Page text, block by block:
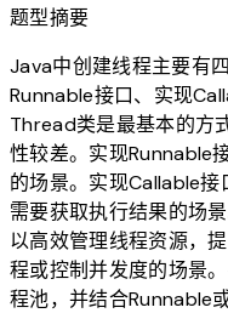
题型摘要
Java中创建线程主要有
Runnable接口、实现
Thread类是最基本的方
性较差。实现Runnable
的场景。实现Callable
需要获取执行结果的场
以高效管理线程资源，
程或控制并发度的场景
程池，并结合Runnable